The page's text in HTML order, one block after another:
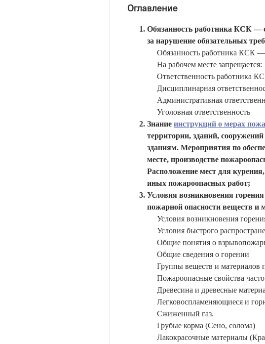
Оглавление
Обязанность работника КСК —
за нарушение обязательных
Обязанность работника КСК —
На рабочем месте запрещается:
Ответственность работника
Дисциплинарная
Административная
Уголовная ответственность
Знание инструкций о мерах
территории, зданий,
зданиям. Мероприятия по
месте, производстве
Расположение мест для
иных пожароопасных работ;
Условия возникновения
пожарной опасности веществ и
Условия возникновения
Условия быстрого
Общие понятия о
Общие сведения о горении
Группы веществ и материалов
Пожароопасные свойства
Древесина и древесные
Легковоспламеняющиеся и
Сжиженный газ.
Грубые корма (Сено, солома)
Лакокрасочные материалы